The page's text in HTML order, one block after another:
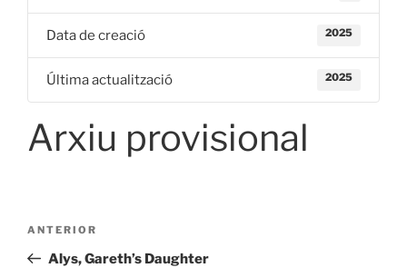
Data de creació 2025
Última actualització 2025
Arxiu provisional
Entrada
anterior
ANTERIOR
Alys, Gareth’s Daughter